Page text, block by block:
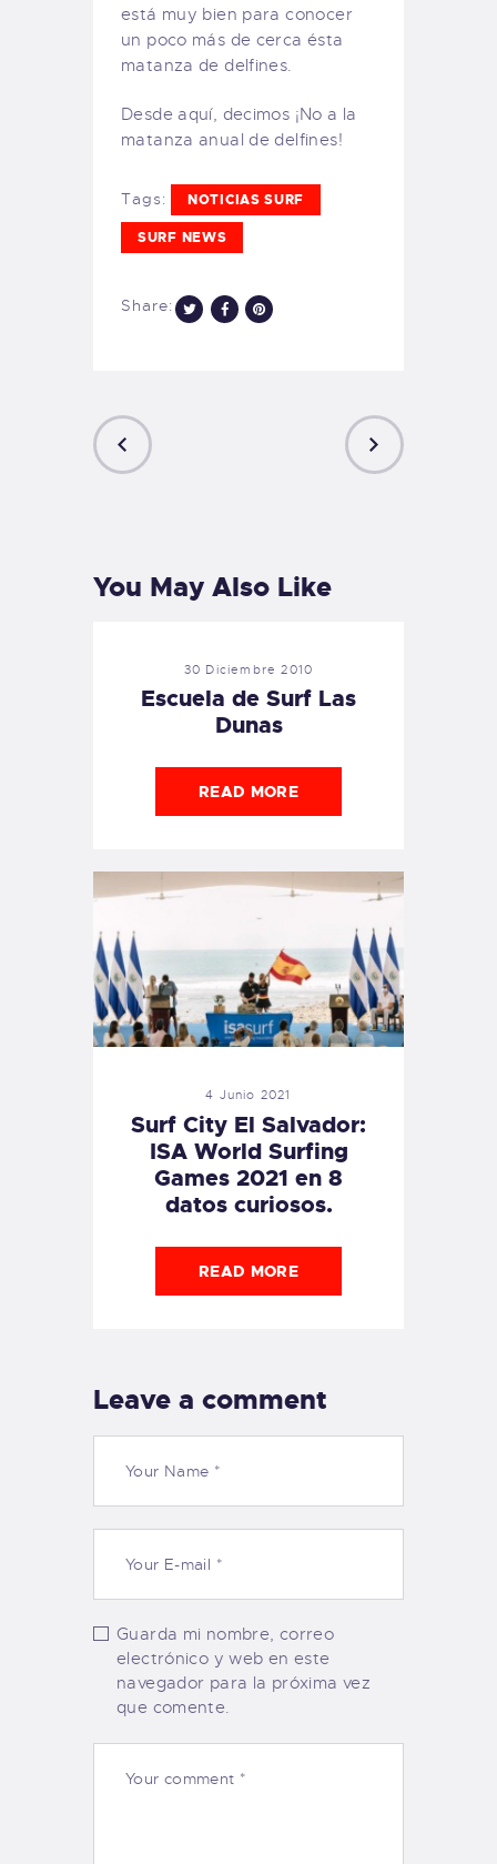
está muy bien para conocer
un poco más de cerca ésta
matanza de delfines.
Desde aquí, decimos ¡No a la
matanza anual de delfines!
Tags: NOTICIAS SURF
SURF NEWS
Share:
You May Also Like
30 Diciembre 2010
Escuela de Surf Las
Dunas
READ MORE
4 Junio 2021
Surf City El Salvador:
ISA World Surfing
Games 2021 en 8
datos curiosos.
READ MORE
Leave a comment
Guarda mi nombre, correo
electrónico y web en este
navegador para la próxima vez
que comente.